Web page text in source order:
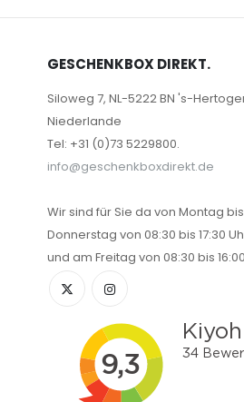
GESCHENKBOX DIREKT.
Siloweg 7, NL-5222 BN 's-
Niederlande
Tel: +31 (0)73 5229800.
info@geschenkboxdirekt.de
Wir sind für Sie da von Montag bis
Donnerstag von 08:30 bis 17:30
und am Freitag von 08:30 bis